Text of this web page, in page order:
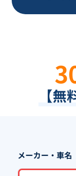
【
メーカー・車名